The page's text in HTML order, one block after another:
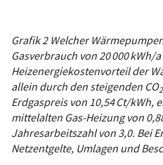
Grafik 2 Welcher
Gasverbrauch von 20 000 kWh/
Heizenergiekostenvorteil der
allein durch den steigenden CO2
Erdgaspreis von 10,54 Ct/kWh,
mittelalten Gas-Heizung von
Jahresarbeitszahl von 3,0. Bei
Netzentgelte, Umlagen und